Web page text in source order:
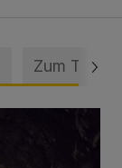
Zum Thema